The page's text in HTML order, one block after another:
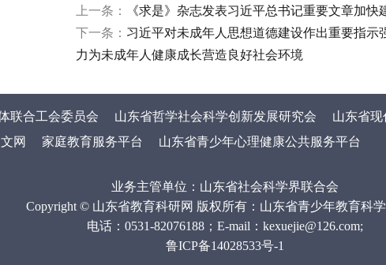
上一条：
《求是》杂志发表习近平总书记重要文章加快
下一条： 习近平对未成年人思想道德建设作出重要指
力为未成年人健康成长营造良好社会环境
联合工会委员会 山东省哲学社会科学创新发展研究会 山东省
网 家庭教育服务平台 山东省青少年心理健康公共服务平台
业务主管单位：山东省社会科学界联合会
Copyright © 山东省教育科研网 版权所有：山东省青少年教育科
电话：0531-82076188；E-mail：kexuejie@126.com;
鲁ICP备14028533号-1